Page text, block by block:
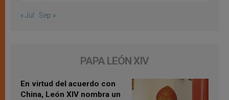
« Jul Sep »
PAPA LEÓN XIV
En virtud del acuerdo con
China, León XIV nombra un